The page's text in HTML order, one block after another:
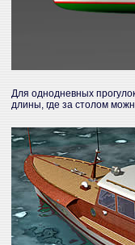
Для однодневных
длины, где за столом